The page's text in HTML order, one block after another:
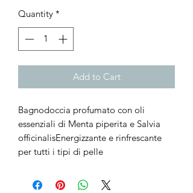
Quantity *
Add to Cart
Bagnodoccia profumato con oli
essenziali di Menta piperita e Salvia
officinalisEnergizzante e rinfrescante
per tutti i tipi di pelle